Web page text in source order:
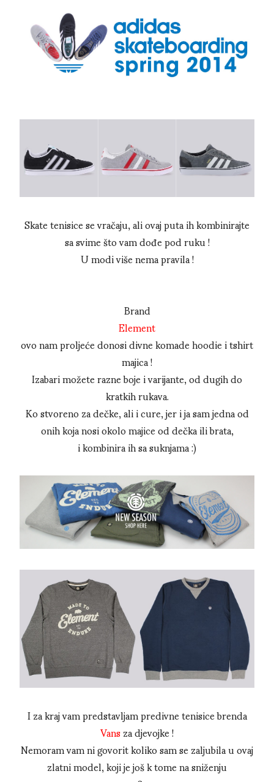
Skate tenisice se vračaju, ali ovaj puta ih kombinirajte
sa svime što vam dođe pod ruku !
U modi više nema pravila !
Brand
Element
ovo nam proljeće donosi divne komade hoodie i tshirt
majica !
Izabari možete razne boje i varijante, od dugih do
kratkih rukava.
Ko stvoreno za dečke, ali i cure, jer i ja sam jedna od
onih koja nosi okolo majice od dečka ili brata,
i kombinira ih sa suknjama :)
I za kraj vam predstavljam predivne tenisice brenda
Vansza djevojke !
Nemoram vam ni govorit koliko sam se zaljubila u ovaj
zlatni model, koji je još k tome na sniženju